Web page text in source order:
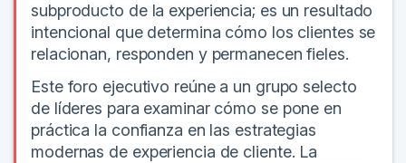
subproducto de la experiencia; es un resultado
intencional que determina cómo los clientes se
relacionan, responden y permanecen fieles.
Este foro ejecutivo reúne a un grupo selecto
de líderes para examinar cómo se pone en
práctica la confianza en las estrategias
modernas de experiencia de cliente. La